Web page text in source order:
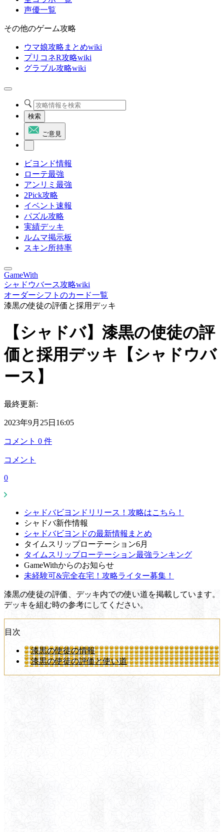
声優一覧
その他のゲーム攻略
ウマ娘攻略まとめwiki
プリコネR攻略wiki
グラブル攻略wiki
検索
ご意見
ビヨンド情報
ローテ最強
アンリミ最強
2Pick攻略
イベント速報
パズル攻略
実績デッキ
ルムマ掲示板
スキン所持率
GameWith
シャドウバース攻略wiki
オーダーシフトのカード一覧
漆黒の使徒の評価と採用デッキ
【シャドバ】漆黒の使徒の評
価と採用デッキ【シャドウバ
ース】
最終更新:
2023年9月25日16:05
コメント 0 件
コメント
0
シャドバビヨンドリリース！攻略はこちら！
シャドバ新作情報
シャドバビヨンドの最新情報まとめ
タイムスリップローテーション6月
タイムスリップローテーション最強ランキング
GameWithからのお知らせ
未経験可&完全在宅！攻略ライター募集！
漆黒の使徒の評価、デッキ内での使い道を掲載しています。
デッキを組む時の参考にしてください。
目次
漆黒の使徒の情報
漆黒の使徒の評価と使い道